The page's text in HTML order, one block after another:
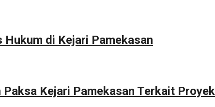
Hukum di Kejari Pamekasan
Kejari Pamekasan Terkait